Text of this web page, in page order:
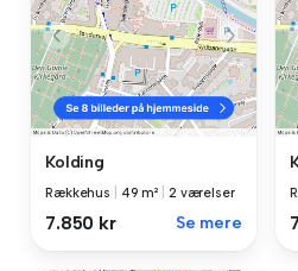
Kolding
Rækkehus 49 m² 2 værelser
7.850 kr Se mere